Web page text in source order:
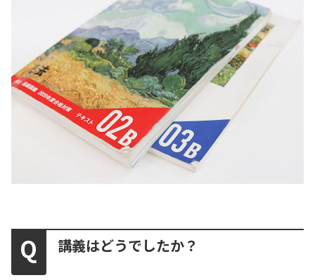
講義はどうでしたか？